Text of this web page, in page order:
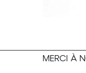
MERCI À